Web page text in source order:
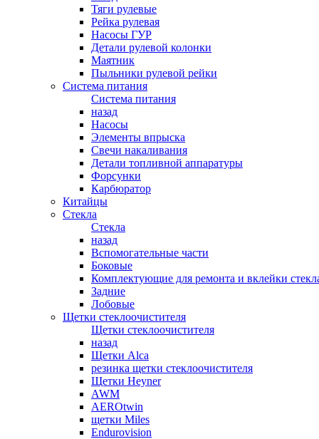
Тяги рулевые
Рейка рулевая
Насосы ГУР
Детали рулевой колонки
Маятник
Пыльники рулевой рейки
Система питания
Система питания
назад
Насосы
Элементы впрыска
Свечи накаливания
Детали топливной аппаратуры
Форсунки
Карбюратор
Китайцы
Стекла
Стекла
назад
Вспомогательные части
Боковые
Комплектующие для ремонта и вклейки
Задние
Лобовые
Щетки стеклоочистителя
Щетки стеклоочистителя
назад
Щетки Alca
резинка щетки стеклоочистителя
Щетки Heyner
AWM
AEROtwin
щетки Miles
Endurovision